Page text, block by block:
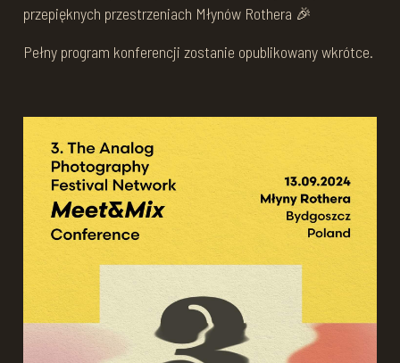
przepięknych przestrzeniach Młynów Rothera 🎉
Pełny program konferencji zostanie opublikowany wkrótce.